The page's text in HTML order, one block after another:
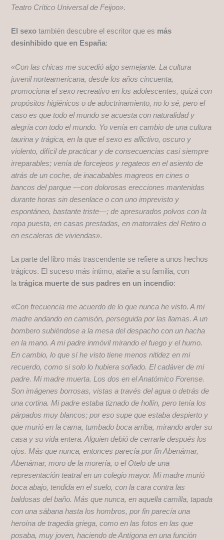
Teatro Crítico Universal de Feijoo».
El sexo también descubre el escritor que es más
desinhibido que en España:
«Con las chicas me sucedió algo semejante. La cultura
juvenil norteamericana, desde los años cincuenta,
promociona el sexo recreativo en los adolescentes, quizá con
propósitos higiénicos o de adoctrinamiento, no lo sé, pero el
caso es que todo el mundo se acuesta con naturalidad y
alegría con todo el mundo. Yo venía en cambio de una cultura
taurina y trágica, en la que el sexo es aflictivo, oscuro y
violento, difícil de practicar y de consecuencias casi siempre
irreparables; venía de forcejeos y regateos en el asiento de
atrás de un coche, de inacabables magreos en cines o
bancos del parque —con dolorosas erecciones mantenidas
durante horas sin desenlace o con uno imprevisto y
espontáneo, bastante triste—; de apresurados polvos con la
ropa puesta, en casas prestadas, en matorrales del Retiro o
en escaleras de viviendas».
La parte del libro más trascendente se refiere a unos hechos
trágicos. El suceso más íntimo, atañe a su familia, con
latrágica muerte de sus padres en un incendio:
«Con frecuencia me acuerdo de lo que nunca he visto. A mi
madre andando en camisón, perse­guida por las llamas. A un
bombero subiéndose a la mesa del despacho con un hacha
en la mano. A mi padre inmóvil mirando el fuego y el humo.
En cambio, lo que sí he visto tiene menos nitidez en mi
recuerdo, como si solo lo hubiera soñado. El cadáver de mi
padre. Mi madre muerta. Los dos en el Anatómico Forense.
Son imágenes borrosas, vistas a través del agua o detrás de
una cortina. Mi padre estaba tiznado de hollín, pero tenía los
párpados muy blancos; por eso supe que estaba despierto y
que murió en la cama, tumbado boca arriba, mirando arder su
casa y su vida entera. Alguien debió de cerrarle después los
ojos. Más que nunca, entonces parecía por fin Abenámar,
Abenámar, moro de la morería, o el Otelo de una
representación teatral en un colegio mayor. Mi madre murió
boca abajo, tendida en el suelo, con la cara contra las
baldosas del baño. Más que nunca, en aquella camilla, tapada
con una sábana hasta los hombros, por fin parecía una
heroína de tragedia griega, como en las fotos en las que
posaba, muy joven, haciendo de Antígona en una función